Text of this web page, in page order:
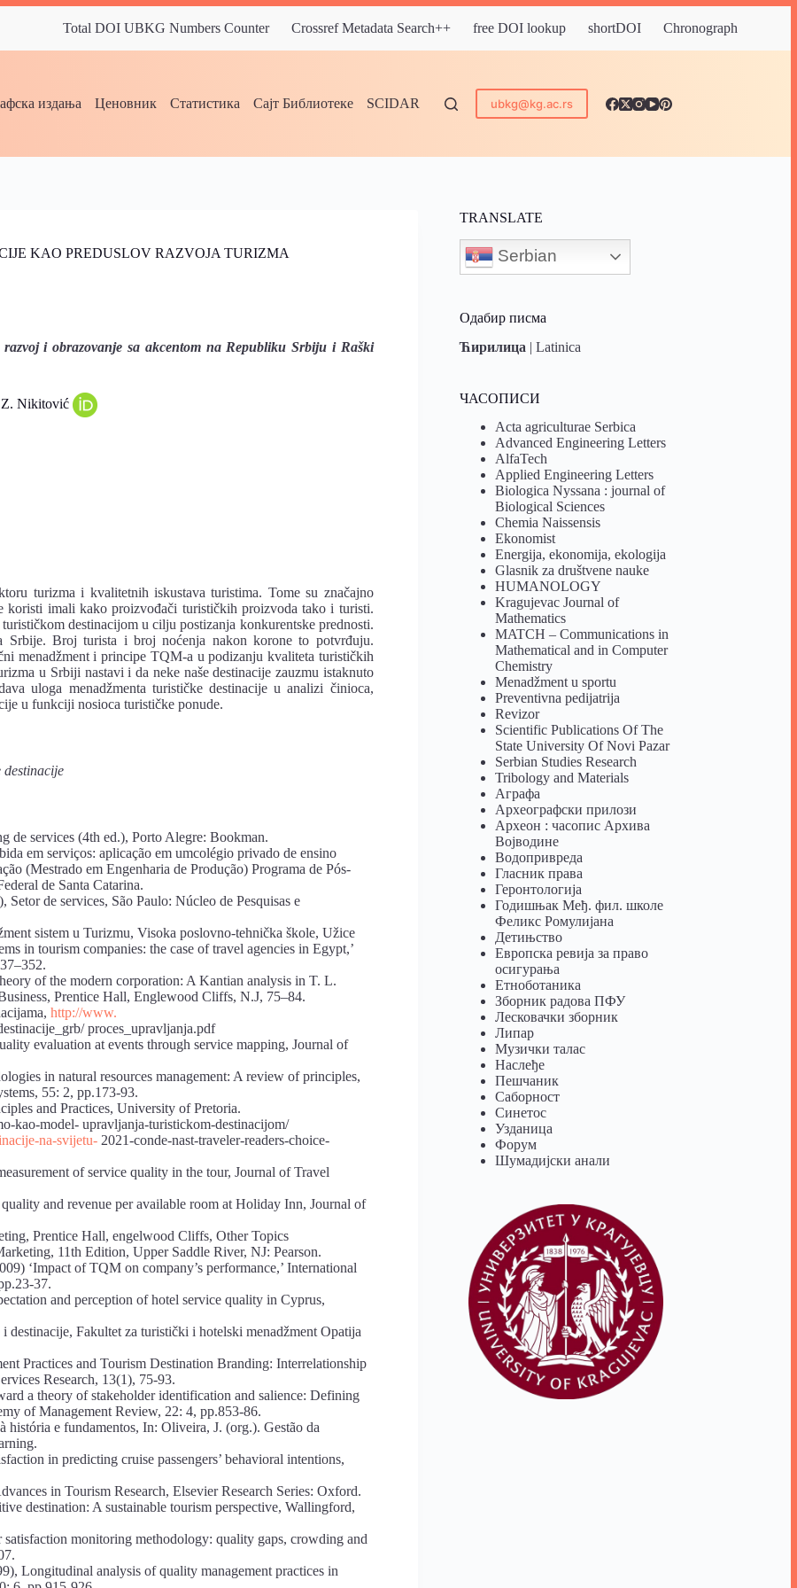
Total DOI UBKG Numbers Counter Crossref Metadata Search++ free DOI lookup shortDOI Chronograph
издања Ценовник Статистика Сајт Библиотеке SCIDAR ubkg@kg.ac.rs
KAO PREDUSLOV RAZVOJA TURIZMA
razvoj i obrazovanje sa akcentom na Republiku Srbiju i Raški
Z. Nikitović
turizma i kvalitetnih iskustava turistima. Tome su značajno
koristi imali kako proizvođači turističkih proizvoda tako i turisti.
destinacijom u cilju postizanja konkurentske prednosti.
Srbije. Broj turista i broj noćenja nakon korone to potvrđuju.
menadžment i principe TQM-a u podizanju kvaliteta turističkih
u Srbiji nastavi i da neke naše destinacije zauzmu istaknuto
uloga menadžmenta turističke destinacije u analizi činioca,
u funkciji nosioca turističke ponude.
destinacije
de services (4th ed.), Porto Alegre: Bookman.
em serviços: aplicação em umcolégio privado de ensino
(Mestrado em Engenharia de Produção) Programa de Pós-
de Santa Catarina.
de services, São Paulo: Núcleo de Pesquisas e
sistem u Turizmu, Visoka poslovno-tehnička škole, Užice
in tourism companies: the case of travel agencies in Egypt,’
of the modern corporation: A Kantian analysis in T. L.
Prentice Hall, Englewood Cliffs, N.J, 75–84.
http://www.
proces_upravljanja.pdf
evaluation at events through service mapping, Journal of
in natural resources management: A review of principles,
55: 2, pp.173-93.
and Practices, University of Pretoria.
kao-model- upravljanja-turistickom-destinacijom/
na-svijetu- 2021-conde-nast-traveler-readers-choice-
of service quality in the tour, Journal of Travel
and revenue per available room at Holiday Inn, Journal of
Prentice Hall, engelwood Cliffs, Other Topics
11th Edition, Upper Saddle River, NJ: Pearson.
‘Impact of TQM on company’s performance,’ International
37.
and perception of hotel service quality in Cyprus,
Fakultet za turistički i hotelski menadžment Opatija
Practices and Tourism Destination Branding: Interrelationship
Research, 13(1), 75-93.
a theory of stakeholder identification and salience: Defining
of Management Review, 22: 4, pp.853-86.
e fundamentos, In: Oliveira, J. (org.). Gestão da
in predicting cruise passengers’ behavioral intentions,
in Tourism Research, Elsevier Research Series: Oxford.
destination: A sustainable tourism perspective, Wallingford,
monitoring methodology: quality gaps, crowding and
Longitudinal analysis of quality management practices in
TRANSLATE
Serbian
Одабир писма
Ћирилица |Latinica
ЧАСОПИСИ
Acta agriculturae Serbica
Advanced Engineering Letters
AlfaTech
Applied Engineering Letters
Biologica Nyssana : journal of
Biological Sciences
Chemia Naissensis
Ekonomist
Energija, ekonomija, ekologija
Glasnik za društvene nauke
HUMANOLOGY
Kragujevac Journal of
Mathematics
MATCH – Communications in
Mathematical and in Computer
Chemistry
Menadžment u sportu
Preventivna pedijatrija
Revizor
Scientific Publications Of The
State University Of Novi Pazar
Serbian Studies Research
Tribology and Materials
Аграфа
Археографски прилози
Археон : часопис Архива
Војводине
Водопривреда
Гласник права
Геронтологија
Годишњак Међ. фил. школе
Феликс Ромулијана
Детињство
Европска ревија за право
осигурања
Eтноботаника
Зборник радова ПФУ
Лесковачки зборник
Липар
Музички талас
Наслеђе
Пешчаник
Саборност
Синетос
Узданица
Форум
Шумадијски анали